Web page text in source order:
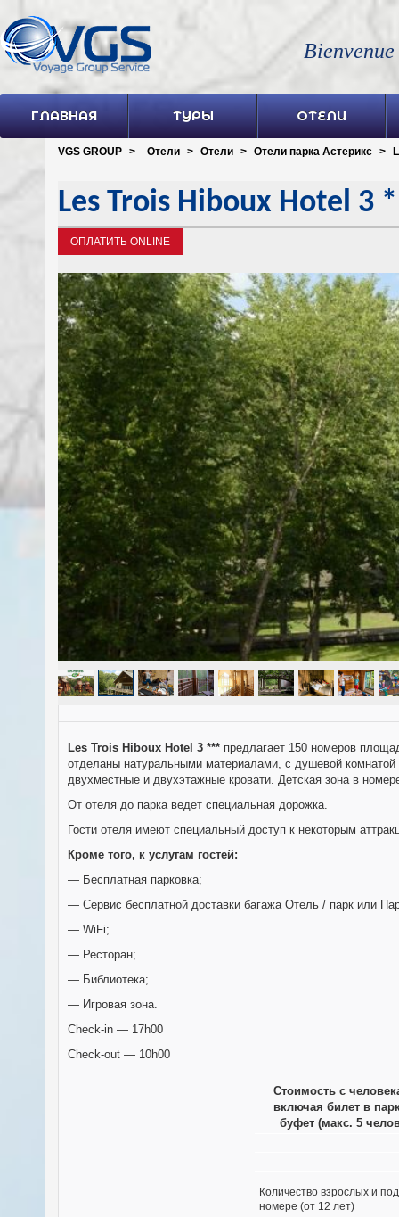
ГЛАВНАЯ ТУРЫ ОТЕЛИ
VGS GROUP > Отели > Отели > Отели парка Астерикс >
Les Trois Hiboux Hotel 3
ОПЛАТИТЬ ONLINE
Les Trois Hiboux Hotel 3 *** предлагает 150 номеров
отделаны натуральными материалами, с душевой
двухместные и двухэтажные кровати. Детская зона в
От отеля до парка ведет специальная дорожка.
Гости отеля имеют специальный доступ к некоторым
Кроме того, к услугам гостей:
— Бесплатная парковка;
— Сервис бесплатной доставки багажа Отель / парк или
— WiFi;
— Ресторан;
— Библиотека;
— Игровая зона.
Check-in — 17h00
Check-out — 10h00
Стоимость с
включая билет в
буфет (макс. 5
Количество взрослых и
номере (от 12 лет)